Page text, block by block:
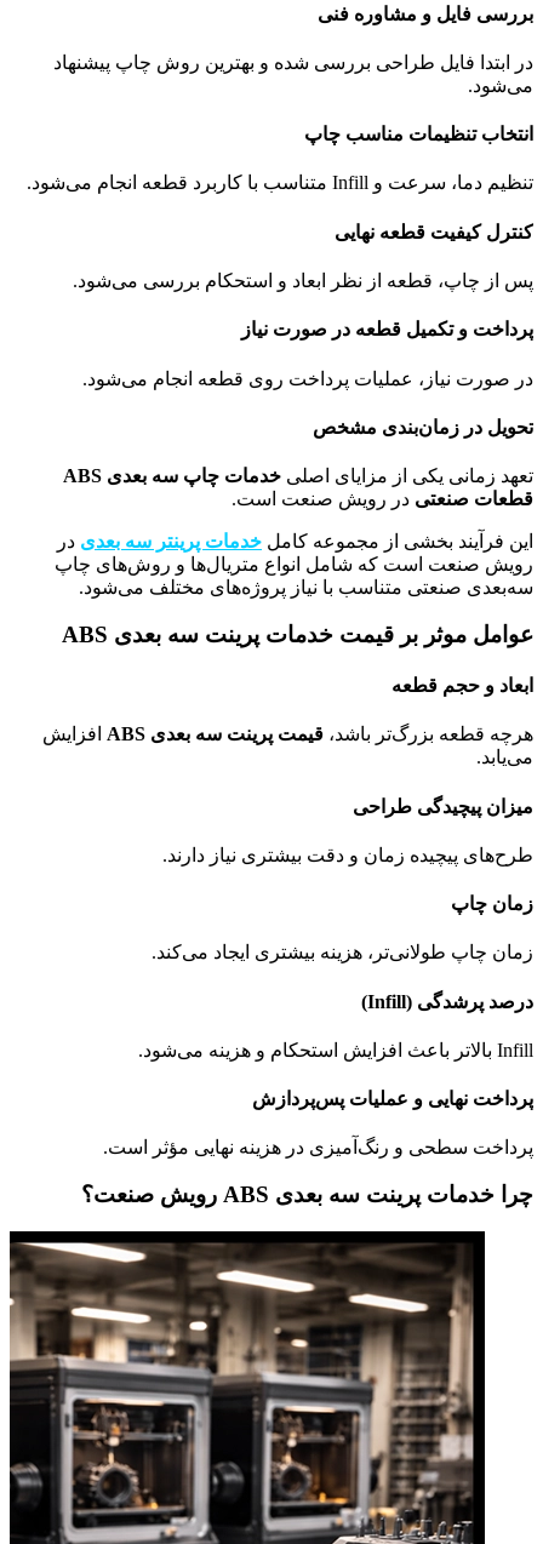
بررسی فایل و مشاوره فنی
در ابتدا فایل طراحی بررسی شده و بهترین روش چاپ پیشنهاد
می‌شود.
انتخاب تنظیمات مناسب چاپ
تنظیم دما، سرعت و Infill متناسب با کاربرد قطعه انجام می‌شود.
کنترل کیفیت قطعه نهایی
پس از چاپ، قطعه از نظر ابعاد و استحکام بررسی می‌شود.
پرداخت و تکمیل قطعه در صورت نیاز
در صورت نیاز، عملیات پرداخت روی قطعه انجام می‌شود.
تحویل در زمان‌بندی مشخص
تعهد زمانی یکی از مزایای اصلی
خدمات چاپ سه بعدی ABS
قطعات صنعتی در رویش صنعت است.
این فرآیند بخشی از مجموعه کامل خدمات پرینتر سه بعدی در
رویش صنعت است که شامل انواع متریال‌ها و روش‌های چاپ
سه‌بعدی صنعتی متناسب با نیاز پروژه‌های مختلف می‌شود.
عوامل موثر بر قیمت خدمات پرینت سه بعدی ABS
ابعاد و حجم قطعه
هرچه قطعه بزرگ‌تر باشد، قیمت پرینت سه بعدی ABS
افزایش
می‌یابد.
میزان پیچیدگی طراحی
طرح‌های پیچیده زمان و دقت بیشتری نیاز دارند.
زمان چاپ
زمان چاپ طولانی‌تر، هزینه بیشتری ایجاد می‌کند.
درصد پرشدگی (Infill)
Infill بالاتر باعث افزایش استحکام و هزینه می‌شود.
پرداخت نهایی و عملیات پس‌پردازش
پرداخت سطحی و رنگ‌آمیزی در هزینه نهایی مؤثر است.
چرا خدمات پرینت سه بعدی ABS رویش صنعت؟